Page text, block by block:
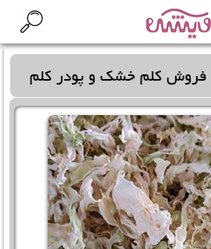
فروش کلم خشکوپودر کلم